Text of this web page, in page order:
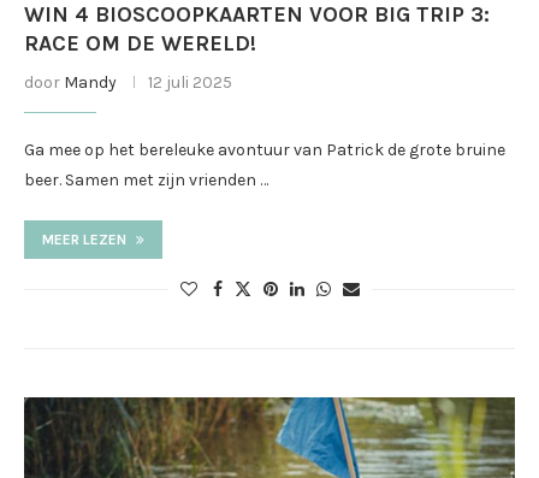
WIN 4 BIOSCOOPKAARTEN VOOR BIG TRIP 3:
RACE OM DE WERELD!
door Mandy 12 juli 2025
Ga mee op het bereleuke avontuur van Patrick de grote bruine
beer. Samen met zijn vrienden …
MEER LEZEN